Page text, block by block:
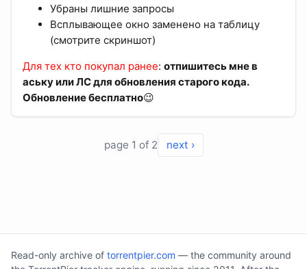
Убраны лишние запросы
Всплывающее окно заменено на таблицу
(смотрите скриншот)
Для тех кто покупал ранее: отпишитесь мне в
аську или ЛС для обновления старого кода.
Обновление бесплатно😉
page 1 of 2 next ›
Read-only archive of torrentpier.com — the community around